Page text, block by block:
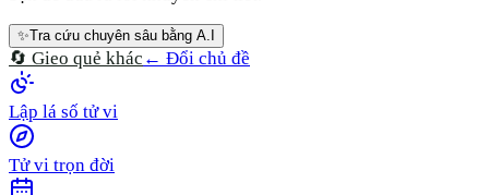
✨Tra cứu chuyên sâu bằng A.I
🔄 Gieo quẻ khác ← Đổi chủ đề
Lập lá số tử vi
Tử vi trọn đời